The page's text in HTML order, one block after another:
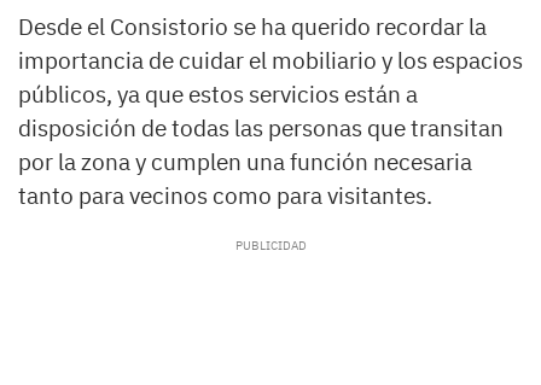
Desde el Consistorio se ha querido recordar la
importancia de cuidar el mobiliario y los espacios
públicos, ya que estos servicios están a
disposición de todas las personas que transitan
por la zona y cumplen una función necesaria
tanto para vecinos como para visitantes.